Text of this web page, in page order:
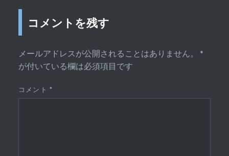
コメントを残す
メールアドレスが公開されることはありません。
*
が付いている欄は必須項目です
コメント*